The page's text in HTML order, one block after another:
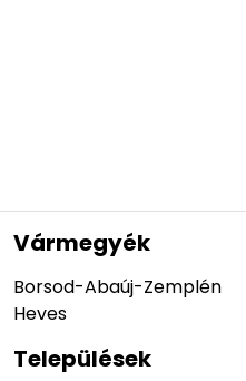
Vármegyék
Borsod-Abaúj-Zemplén
Heves
Települések